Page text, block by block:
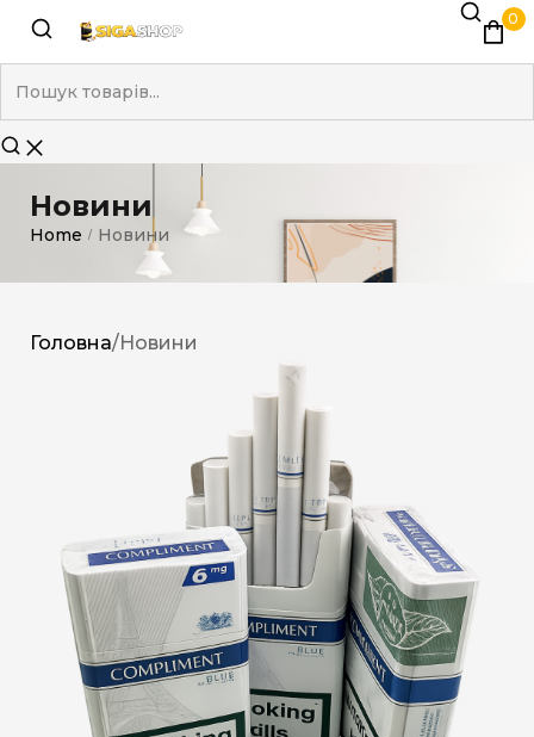
0
Новини
Home / Новини
Головна/Новини